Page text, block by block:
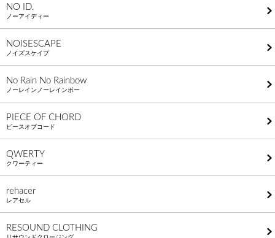
NO ID.
ノーアイディー
NOISESCAPE
ノイズスケイプ
No Rain No Rainbow
ノーレインノーレインボー
PIECE OF CHORD
ピースオブコード
QWERTY
クワーティー
rehacer
レアセル
RESOUND CLOTHING